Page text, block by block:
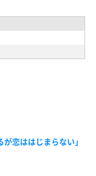
恋ははじまらない」